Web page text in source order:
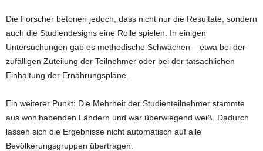
Die Forscher betonen jedoch, dass nicht nur die Resultate, sondern
auch die Studiendesigns eine Rolle spielen. In einigen
Untersuchungen gab es methodische Schwächen – etwa bei der
zufälligen Zuteilung der Teilnehmer oder bei der tatsächlichen
Einhaltung der Ernährungspläne.
Ein weiterer Punkt: Die Mehrheit der Studienteilnehmer stammte
aus wohlhabenden Ländern und war überwiegend weiß. Dadurch
lassen sich die Ergebnisse nicht automatisch auf alle
Bevölkerungsgruppen übertragen.